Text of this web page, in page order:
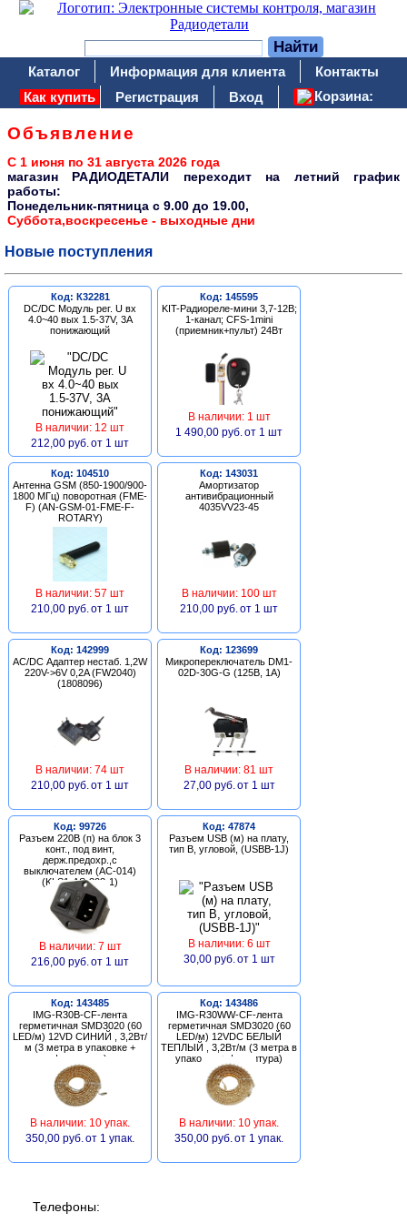
Каталог Информация для клиента
Контакты
Как купить
Регистрация Вход Корзина:
Объявление
С 1 июня по 31 августа 2026 года
магазин РАДИОДЕТАЛИ переходит на летний график
работы:
Понедельник-пятница c 9.00 до 19.00,
Суббота,воскресенье - выходные дни
Новые поступления
Код: К32281
DC/DC Модуль рег. U вх
4.0~40 вых 1.5-37V, 3A
понижающий
В наличии: 12 шт
212,00 руб. от 1 шт
Код: 145595
KIT-Радиореле-мини 3,7-12В;
1-канал; CFS-1mini
(приемник+пульт) 24Вт
В наличии: 1 шт
1 490,00 руб. от 1 шт
Код: 104510
Антенна GSM (850-1900/900-
1800 МГц) поворотная (FME-
F) (AN-GSM-01-FME-F-
ROTARY)
В наличии: 57 шт
210,00 руб. от 1 шт
Код: 143031
Амортизатор
антивибрационный
4035VV23-45
В наличии: 100 шт
210,00 руб. от 1 шт
Код: 142999
AC/DC Адаптер нестаб. 1,2W
220V->6V 0,2A (FW2040)
(1808096)
В наличии: 74 шт
210,00 руб. от 1 шт
Код: 123699
Микропереключатель DM1-
02D-30G-G (125В, 1А)
В наличии: 81 шт
27,00 руб. от 1 шт
Код: 99726
Разъем 220В (п) на блок 3
конт., под винт,
держ.предохр.,с
выключателем (AC-014)
(KLS1-AS-303-1)
В наличии: 7 шт
216,00 руб. от 1 шт
Код: 47874
Разъем USB (м) на плату,
тип В, угловой, (USBB-1J)
В наличии: 6 шт
30,00 руб. от 1 шт
Код: 143485
IMG-R30B-CF-лента
герметичная SMD3020 (60
LED/м) 12VD СИНИЙ , 3,2Вт/
м (3 метра в упаковке +
фурнитура)
В наличии: 10 упак.
350,00 руб. от 1 упак.
Код: 143486
IMG-R30WW-CF-лента
герметичная SMD3020 (60
LED/м) 12VDC БЕЛЫЙ
ТЕПЛЫЙ , 3,2Вт/м (3 метра в
упаковке + фурнитура)
В наличии: 10 упак.
350,00 руб. от 1 упак.
Телефоны: